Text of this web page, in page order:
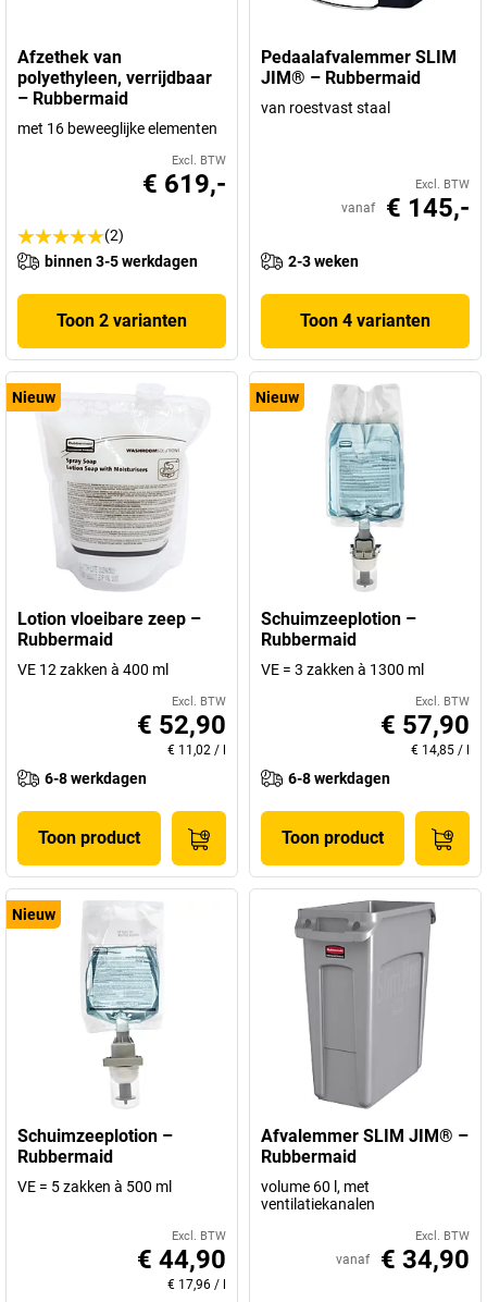
Afzethek van
polyethyleen, verrijdbaar
– Rubbermaid
met 16 beweeglijke elementen
Excl. BTW
€ 619,-
(2)
binnen 3-5 werkdagen
Toon 2 varianten
Pedaalafvalemmer SLIM
JIM® – Rubbermaid
van roestvast staal
Excl. BTW
vanaf € 145,-
2-3 weken
Toon 4 varianten
Nieuw
Lotion vloeibare zeep –
Rubbermaid
VE 12 zakken à 400 ml
Excl. BTW
€ 52,90
€ 11,02 /
6-8 werkdagen
Toon product
Nieuw
Schuimzeeplotion –
Rubbermaid
VE = 3 zakken à 1300 ml
Excl. BTW
€ 57,90
€ 14,85 /
6-8 werkdagen
Toon product
Nieuw
Schuimzeeplotion –
Rubbermaid
VE = 5 zakken à 500 ml
Excl. BTW
€ 44,90
€ 17,96 /
Afvalemmer SLIM JIM® –
Rubbermaid
volume 60 l, met
ventilatiekanalen
Excl. BTW
vanaf € 34,90